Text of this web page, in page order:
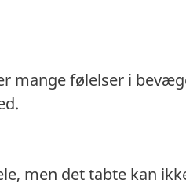
mange følelser i
men det tabte kan